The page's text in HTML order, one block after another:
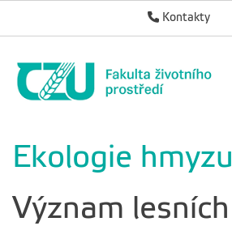
Kontakty
Ekologie hmyzu
Význam lesních